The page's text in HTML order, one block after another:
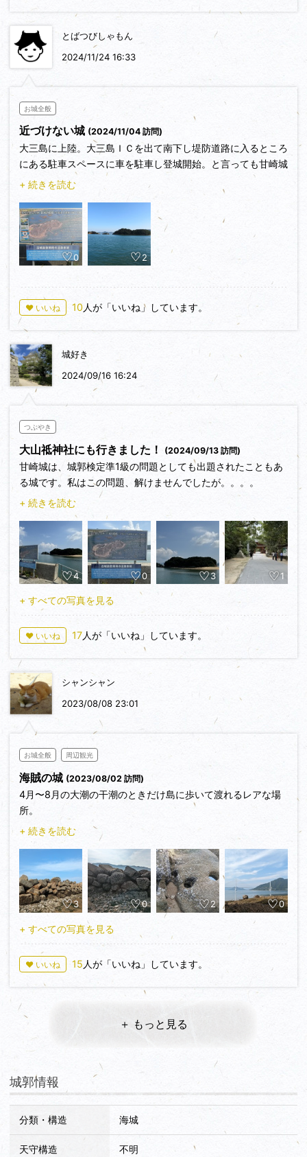
砂浜には石列が残っていてここから北に向けて進みました。
北郭の北側には船隠しのような穴がありました。
岩場には岩礁ピットも数多く施されています。
南隅の石垣は算木積で近世の初めに造られたもので、岩礁ピッ
トは石垣が積まれた以前、中世に機能していたものと思われま
す。
南側から郭部分に登れそうな場所もありましたが今回は自重、
次に来た際には行ってみようと思います。
昔は郭部分でキャンプをしていた、と近くから来ていた方に伺
いました。
このような海割れは小豆島のエンジェルロードも同様、あちら
は恋人達や女性で賑わいますがこちらは城好き達で賑わってい
ました。
・潮が引いていく様子
・岩礁ピット
・南隅の算木積石垣
とばつびしゃもん
2024/11/24 16:33
お城全般
近づけない城 (2024/11/04 訪問)
大三島に上陸。大三島ＩＣを出て南下し堤防道路に入るところ
にある駐車スペースに車を駐車し登城開始。と言っても甘崎城
である島へ進む道はなく対岸の案内板のある場所から全景を眺
める。干潮時に見えるという島の周囲の石垣は確認できず。
近くの道の駅多々良しまなみ公園へ場所を移し、塩ソフトを食
べながら城を眺める。
+ 続きを読む
0 2
♥ いいね 10人が「いいね」しています。
城好き
2024/09/16 16:24
つぶやき
大山祗神社にも行きました！ (2024/09/13 訪問)
甘崎城は、城郭検定準1級の問題としても出題されたこともあ
る城です。私はこの問題、解けませんでしたが。。。。
当日はとても天気がよく、説明の看板を見ながら当時の姿を想
像しながら、じっくりと見学しました。
年に数回、干潮のときに島に渡れるとか。。。渡ってみた
い！！
この場所からは確認できませんでしたが、渡ると当時の石垣を
しっかりと確認できるらしいです。
見学のあと、大山祗神社に行きました。乎知命（おちのみこ
と）御手植と伝えられる樹齢2600年の楠の木があったり、重
要文化財の御本殿があったりなど、マイナスイオンを感じる空
間でした。また、全国の国宝・重要文化財の指定を受けた武具
類の8割が保存されているといわれる紫陽殿、国宝館もあり、
圧巻でした。瀬戸内のジャンヌダルクと言われた鶴姫の甲冑
（重要文化財）も見ることができ、大満足でした。
+ 続きを読む
4 0 3 1
+ すべての写真を見る
♥ いいね 17人が「いいね」しています。
シャンシャン
2023/08/08 23:01
お城全般 周辺観光
海賊の城 (2023/08/02 訪問)
4月〜8月の大潮の干潮のときだけ島に歩いて渡れるレアな場
所。
櫓などの建物は何もないけど、わずかに残った石積みや柱を立
てていた石に空いた穴の跡が往時を偲ばせる。
少し離れているけど、多くの国宝指定の武具が収められた大山
祇神社も合わせて訪れたい。
+ 続きを読む
3 0 2 0
+ すべての写真を見る
♥ いいね 15 人が「いいね」しています。
＋ もっと見る
城郭情報
分類・構造 海城
天守構造 不明